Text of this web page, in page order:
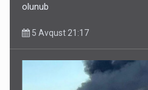
olunub
5 Avqust 21:17